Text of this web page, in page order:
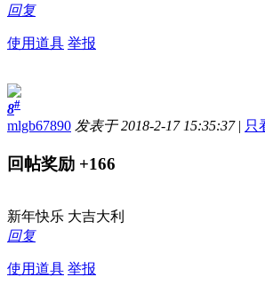
回复
使用道具 举报
8#
mlgb67890 发表于 2018-2-17 15:35:37 | 只
回帖奖励 +166
新年快乐 大吉大利
回复
使用道具 举报